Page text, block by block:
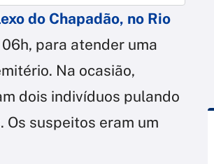
do Chapadão, no Rio
para atender uma
Na ocasião,
dois indivíduos pulando
Os suspeitos eram um